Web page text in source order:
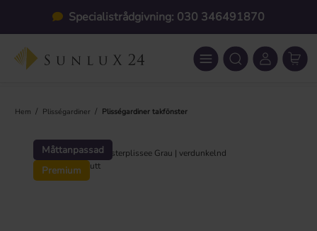
Hoppa till huvudinnehållSpecialistrådgivning: 030 346491870
Hem / Plisségardiner / Plisségardiner takfönster
Måttanpassad
Premium
Hoppa över bildgalleri